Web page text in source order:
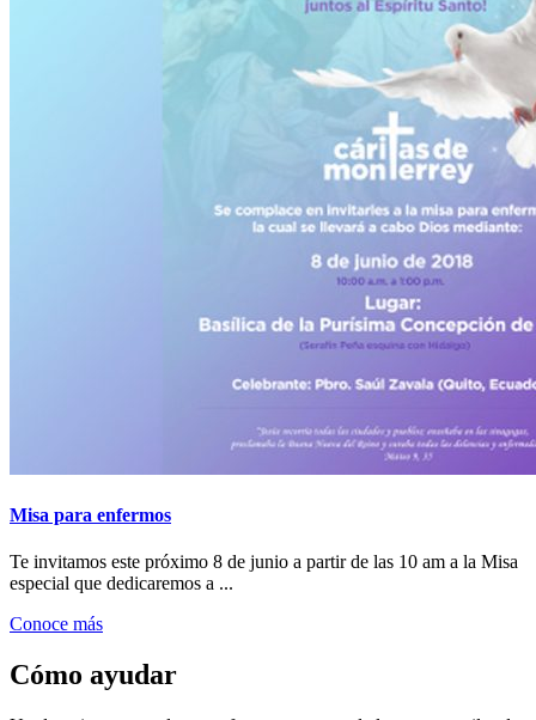
Misa para enfermos
Te invitamos este próximo 8 de junio a partir de las 10 am a la Misa
especial que dedicaremos a ...
Conoce más
Cómo ayudar